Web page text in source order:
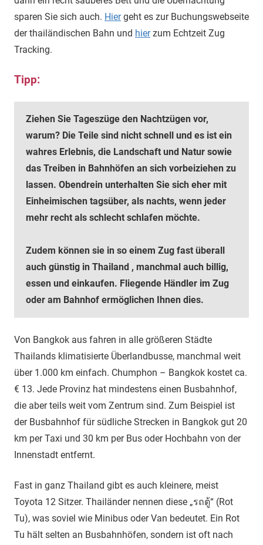
sparen Sie sich auch. Hiergeht es zur Buchungswebseite
der thailändischen Bahn und hierzum Echtzeit Zug
Tracking.
Tipp:
Ziehen Sie Tageszüge den Nachtzügen vor,
warum? Die Teile sind nicht schnell und es ist ein
wahres Erlebnis, die Landschaft und Natur sowie
das Treiben in Bahnhöfen an sich vorbeiziehen zu
lassen. Obendrein unterhalten Sie sich eher mit
Einheimischen tagsüber, als nachts, wenn jeder
mehr recht als schlecht schlafen möchte.
Zudem können sie in so einem Zug fast überall
auch günstig in Thailand , manchmal auch billig,
essen und einkaufen. Fliegende Händler im Zug
oder am Bahnhof ermöglichen Ihnen dies.
Von Bangkok aus fahren in alle größeren Städte
Thailands klimatisierte Überlandbusse, manchmal weit
über 1.000 km einfach. Chumphon – Bangkok kostet ca.
€ 13. Jede Provinz hat mindestens einen Busbahnhof,
die aber teils weit vom Zentrum sind. Zum Beispiel ist
der Busbahnhof für südliche Strecken in Bangkok gut 20
km per Taxi und 30 km per Bus oder Hochbahn von der
Innenstadt entfernt.
Fast in ganz Thailand gibt es auch kleinere, meist
Toyota 12 Sitzer. Thailänder nennen diese „รถตู้“ (Rot
Tu), was soviel wie Minibus oder Van bedeutet. Ein Rot
Tu hält selten an Busbahnhöfen, sondern ist oft nach